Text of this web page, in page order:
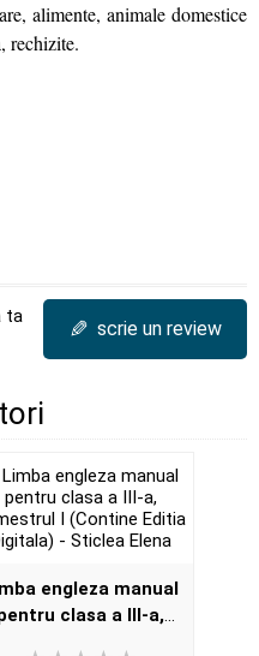
alimente, animale domestice
rechizite.
ta
✎ scrie un review
engleza manual
clasa a III-a,